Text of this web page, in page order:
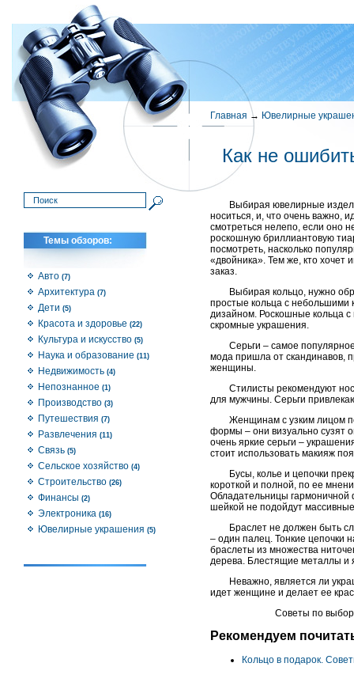
Темы обзоров:
Авто (7)
Архитектура (7)
Дети (5)
Красота и здоровье (22)
Культура и искусство (5)
Наука и образование (11)
Недвижимость (4)
Непознанное (1)
Производство (3)
Путешествия (7)
Развлечения (11)
Связь (5)
Сельское хозяйство (4)
Строительство (26)
Финансы (2)
Электроника (16)
Ювелирные украшения (5)
Главная → Ювелирные
Как не
Выбирая ювелирные
носиться, и, что очень важно,
смотреться нелепо, если оно
роскошную бриллиантовую
посмотреть, насколько
«двойника». Тем же, кто хочет
заказ.
Выбирая кольцо, нужно
простые кольца с небольшими
дизайном. Роскошные кольца
скромные украшения.
Серьги – самое
мода пришла от скандинавов,
женщины.
Стилисты рекомендуют
для мужчины. Серьги
Женщинам с узким лицом
формы – они визуально сузят
очень яркие серьги –
стоит использовать макияж
Бусы, колье и цепочки
короткой и полной, по ее
Обладательницы гармоничной
шейкой не подойдут
Браслет не должен быть
– один палец. Тонкие цепочки
браслеты из множества
дерева. Блестящие металлы и
Неважно, является ли
идет женщине и делает ее
Советы по
Рекомендуем
Кольцо в подарок.